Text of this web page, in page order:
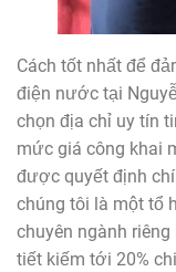
Cách tốt nhất để
điện nước tại
chọn địa chỉ uy tín
mức giá công khai
được quyết định
chúng tôi là một tổ
chuyên ngành
tiết kiếm tới 20%